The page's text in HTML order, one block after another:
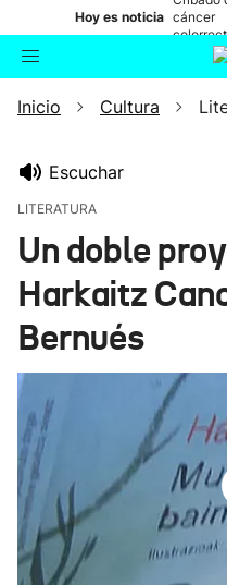
Hoy es noticia cáncer
Buscador
Inicio Cultura
Escuchar
LITERATURA
Un doble
Harkaitz
Bernués